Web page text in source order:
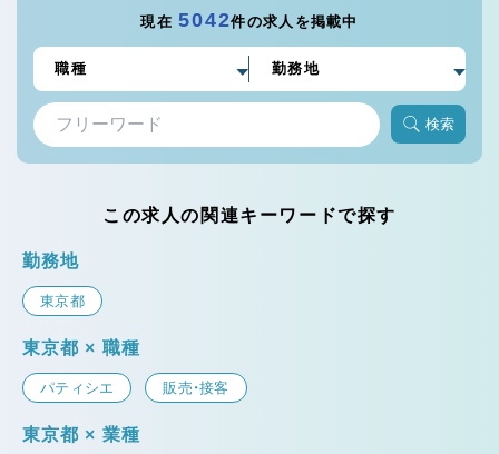
現在5042件の求人を掲載中
検索
この求人の関連キーワードで探す
勤務地
東京都
東京都 × 職種
パティシエ 販売・接客
東京都 × 業種